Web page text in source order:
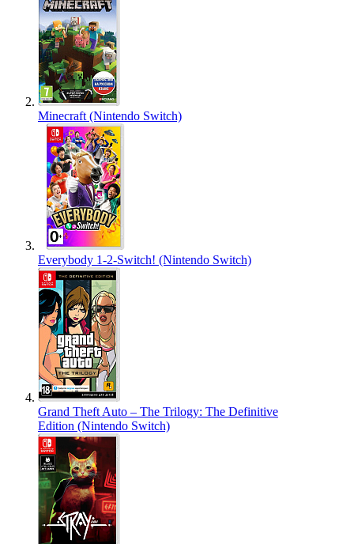
Minecraft (Nintendo Switch)
Everybody 1-2-Switch! (Nintendo Switch)
Grand Theft Auto – The Trilogy: The Definitive
Edition (Nintendo Switch)